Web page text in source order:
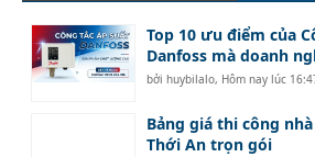
Top 10 ưu điểm của
Danfoss mà doanh
bởihuybilalo, Hôm nay lúc
Bảng giá thi công
Thới An trọn gói